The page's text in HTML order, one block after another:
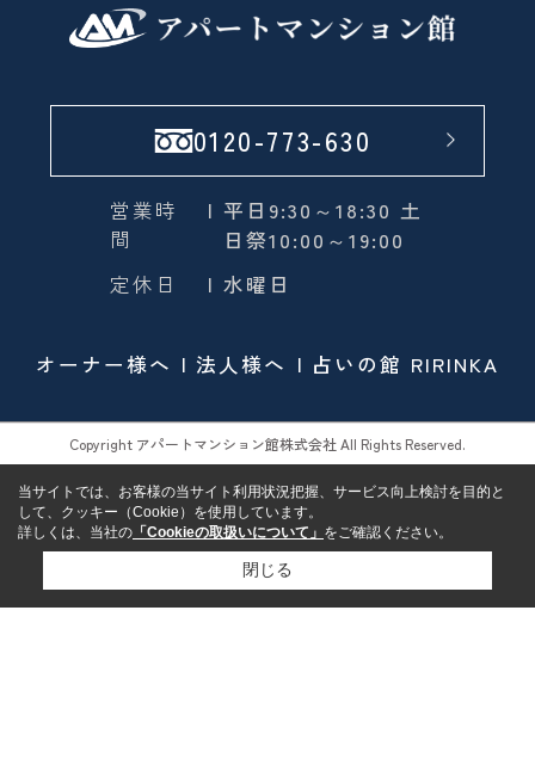
0120-773-630
営業時
間
| 平日9:30～18:30 土
日祭10:00～19:00
定休日
| 水曜日
オーナー様へ 法人様へ 占いの館 RIRINKA
Copyright アパートマンション館株式会社 All Rights Reserved.
当サイトでは、お客様の当サイト利用状況把握、サービス向上検討を目的と
して、クッキー（Cookie）を使用しています。
詳しくは、当社の 「Cookieの取扱いについて」 をご確認ください。
閉じる